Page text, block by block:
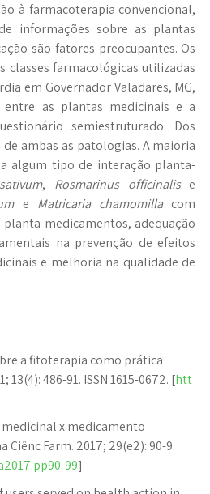
à farmacoterapia convencional,
informações sobre as plantas
são fatores preocupantes. Os
farmacológicas utilizadas
em Governador Valadares, MG,
entre as plantas medicinais e a
semiestruturado. Dos
ambas as patologias. A maioria
algum tipo de interação planta-
, Rosmarinus officinalise
e Matricaria chamomillacom
medicamentos, adequação
na prevenção de efeitos
e melhoria na qualidade de
a fitoterapia como prática
486-91. ISSN 1615-0672. [htt
medicinal x medicamento
Farm. 2017; 29(e2): 90-9.
99].